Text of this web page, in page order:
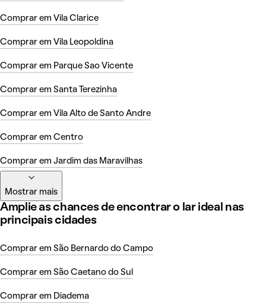
Comprar em Vila Clarice
Comprar em Vila Leopoldina
Comprar em Parque Sao Vicente
Comprar em Santa Terezinha
Comprar em Vila Alto de Santo Andre
Comprar em Centro
Comprar em Jardim das Maravilhas
Mostrar mais
Amplie as chances de encontrar o lar ideal nas
principais cidades
Comprar em São Bernardo do Campo
Comprar em São Caetano do Sul
Comprar em Diadema